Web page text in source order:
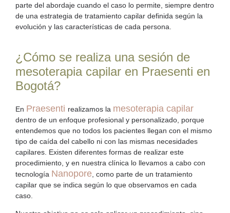
parte del abordaje cuando el caso lo permite, siempre dentro
de una estrategia de tratamiento capilar definida según la
evolución y las características de cada persona.
¿Cómo se realiza una sesión de
mesoterapia capilar en Praesenti en
Bogotá?
En Praesenti realizamos la mesoterapia capilar
dentro de un enfoque profesional y personalizado, porque
entendemos que no todos los pacientes llegan con el mismo
tipo de caída del cabello ni con las mismas necesidades
capilares. Existen diferentes formas de realizar este
procedimiento, y en nuestra clínica lo llevamos a cabo con
tecnología Nanopore , como parte de un tratamiento
capilar que se indica según lo que observamos en cada
caso.